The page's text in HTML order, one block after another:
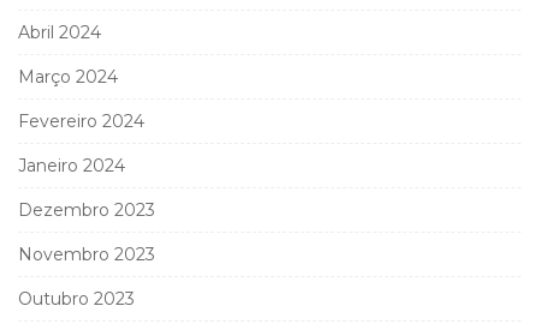
Abril 2024
Março 2024
Fevereiro 2024
Janeiro 2024
Dezembro 2023
Novembro 2023
Outubro 2023